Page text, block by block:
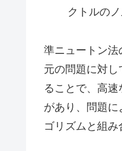
クトルの
準ニュートン法
元の問題に対
ることで、高
があり、問題
ゴリズムと組み